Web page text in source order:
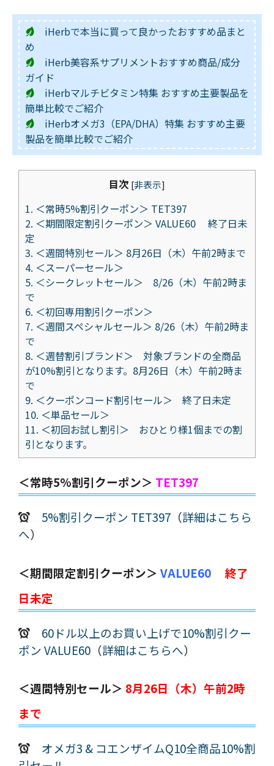
iHerbで本当に買って良かったおすすめ品まと
め
iHerb美容系サプリメントおすすめ商品/成分
ガイド
iHerbマルチビタミン特集 おすすめ主要製品を
簡単比較でご紹介
iHerbオメガ3（EPA/DHA）特集 おすすめ主要
製品を簡単比較でご紹介
目次 [非表示]
1. ＜常時5%割引クーポン＞ TET397
2. ＜期間限定割引クーポン＞ VALUE60 終了日未
定
3. ＜週間特別セール＞ 8月26日（木）午前2時まで
4. ＜スーパーセール＞
5. ＜シークレットセール＞ 8/26（木）午前2時ま
で
6. ＜初回専用割引クーポン＞
7. ＜週間スペシャルセール＞ 8/26（木）午前2時ま
で
8. ＜週替割引ブランド＞ 対象ブランドの全商品
が10%割引となります。8月26日（木）午前2時ま
で
9. ＜クーポンコード割引セール＞ 終了日未定
10. ＜単品セール＞
11. ＜初回お試し割引＞ おひとり様1個までの割
引となります。
＜常時5%割引クーポン＞ TET397
5%割引クーポン TET397 （詳細はこちら
へ）
＜期間限定割引クーポン＞ VALUE60
終了
日未定
60ドル以上のお買い上げで10%割引クー
ポン VALUE60 （詳細はこちらへ）
＜週間特別セール＞ 8月26日（木）午前2時
まで
オメガ3 & コエンザイムQ10全商品10%割